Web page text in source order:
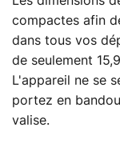
compactes afin
dans tous vos
de seulement
L'appareil ne se
portez en
valise.